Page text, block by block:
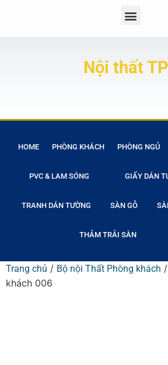
Nội thất
HOME PHÒNG KHÁCH PHÒNG NGỦ
PVC & LAM SÓNG GIẤY DÁN
TRANH DÁN TƯỜNG SÀN GỖ
THẢM TRẢI SÀN
Trang chủ / Bộ nội Thất Phòng khách
khách 006